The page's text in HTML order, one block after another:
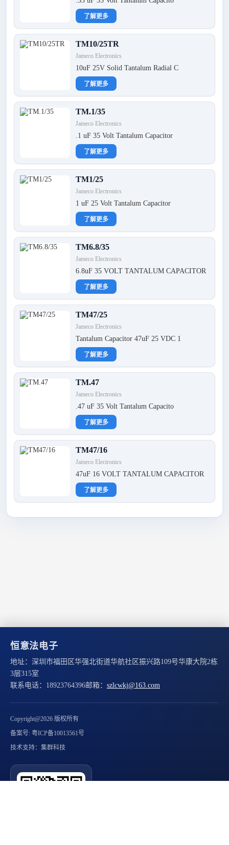
了解更多
TM10/25TR
Jameco Electronics
10uF 25V Solid Tantalum Radial C
了解更多
TM.1/35
Jameco Electronics
.1 uF 35 Volt Tantalum Capacitor
了解更多
TM1/25
Jameco Electronics
1 uF 25 Volt Tantalum Capacitor
了解更多
TM6.8/35
Jameco Electronics
6.8uF 35 VOLT TANTALUM CAPACITOR
了解更多
TM47/25
Jameco Electronics
Tantalum Capacitor 47uF 25 VDC 1
了解更多
TM.47
Jameco Electronics
.47 uF 35 Volt Tantalum Capacito
了解更多
TM47/16
Jameco Electronics
47uF 16 VOLT TANTALUM CAPACITOR
了解更多
恒意法电子
地址： 深圳市福田区华强北街道华航社区振兴路109号华康大院2栋
3层315室
联系电话： 18923764396邮箱： szlcwkj@163.com
Copyright@2026 版权所有
备案号: 粤ICP备10013561号
技术支持：集群科技